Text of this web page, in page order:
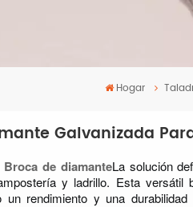
Hogar
Galvanizada
Broca de diamanteLa solución
y ladrillo. Esta
un rendimiento y una